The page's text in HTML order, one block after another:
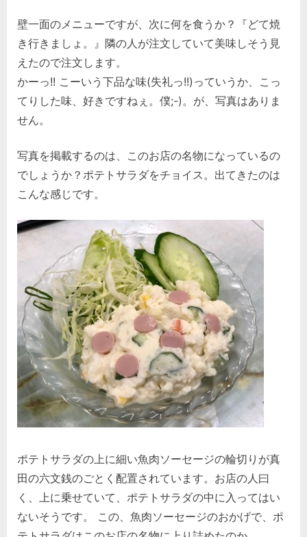
壁一面のメニューですが、次に何を食うか？『どて焼
き行きましょ。』隣の人が注文していて美味しそう見
えたので注文します。
かーっ!! こーいう下品な味(失礼っ!!)っていうか、こっ
てりした味、好きですねぇ。僕;-)。が、写真はありま
せん。
写真を掲載するのは、このお店の名物になっているの
でしょうか？ポテトサラダをチョイス。出てきたのは
こんな感じです。
ポテトサラダの上に細い魚肉ソーセージの輪切りが真
田の六文銭のごとく配置されています。お店の人曰
く、上に乗せていて、ポテトサラダの中に入ってはい
ないそうです。 この、魚肉ソーセージのおかげで、ポ